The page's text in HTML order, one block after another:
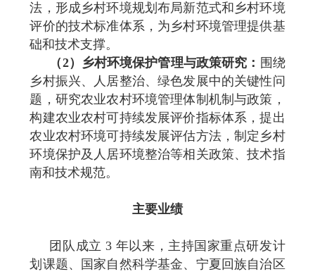
法，形成乡村环境规划布局新范式和乡村环境
评价的技术标准体系，为乡村环境管理提供基
础和技术支撑。
（2）乡村环境保护管理与政策研究： 围绕
乡村振兴、人居整治、绿色发展中的关键性问
题，研究农业农村环境管理体制机制与政策，
构建农业农村可持续发展评价指标体系，提出
农业农村环境可持续发展评估方法，制定乡村
环境保护及人居环境整治等相关政策、技术指
南和技术规范。
主要业绩
团队成立 3 年以来，主持国家重点研发计
划课题、国家自然科学基金、宁夏回族自治区